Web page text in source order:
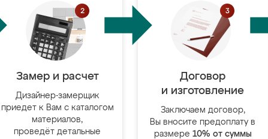
Замер и расчет
Дизайнер-замерщик
приедет к Вам с каталогом
материалов,
проведёт детальные
Договор
и изготовление
Заключаем договор,
Вы вносите предоплату в
размере 10% от суммы